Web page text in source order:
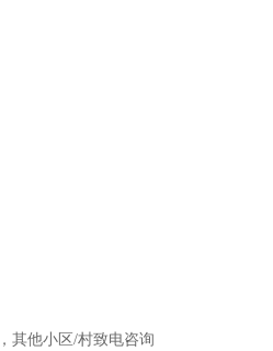
其他小区/村致电咨询